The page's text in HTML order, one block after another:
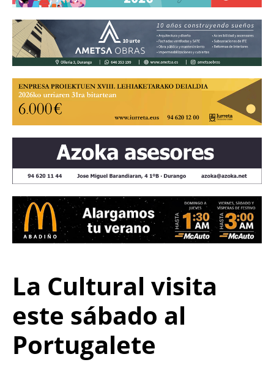
La Cultural visita
este sábado al
Portugalete